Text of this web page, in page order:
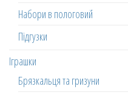
Набори в пологовий
Підгузки
Іграшки
Брязкальця та гризуни